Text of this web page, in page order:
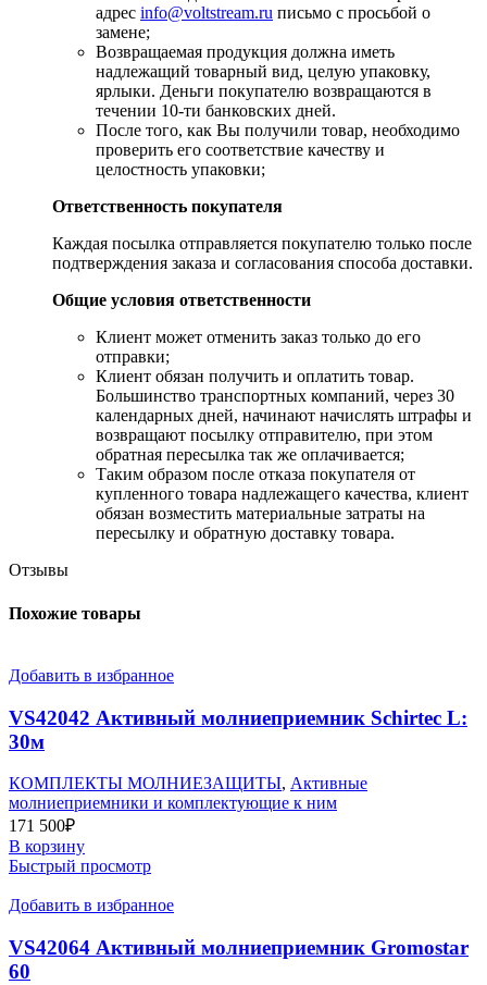
адрес info@voltstream.ru письмо с просьбой о
замене;
Возвращаемая продукция должна иметь
надлежащий товарный вид, целую упаковку,
ярлыки. Деньги покупателю возвращаются в
течении 10-ти банковских дней.
​После того, как Вы получили товар, необходимо
проверить его соответствие качеству и
целостность упаковки;
Ответственность покупателя
Каждая посылка отправляется покупателю только после
подтверждения заказа и согласования способа доставки.
Общие условия ответственности
​Клиент может отменить заказ только до его
отправки;
​Клиент обязан получить и оплатить товар.
Большинство транспортных компаний, через 30
календарных дней, начинают начислять штрафы и
возвращают посылку отправителю, при этом
обратная пересылка так же оплачивается;
​Таким образом после отказа покупателя от
купленного товара надлежащего качества, клиент
обязан возместить материальные затраты на
пересылку и обратную доставку товара.
Отзывы
Похожие товары
Добавить в избранное
VS42042 Активный молниеприемник Schirtec L:
30м
КОМПЛЕКТЫ МОЛНИЕЗАЩИТЫ, Активные
молниеприемники и комплектующие к ним
171 500₽
В корзину
Быстрый просмотр
Добавить в избранное
VS42064 Активный молниеприемник Gromostar
60